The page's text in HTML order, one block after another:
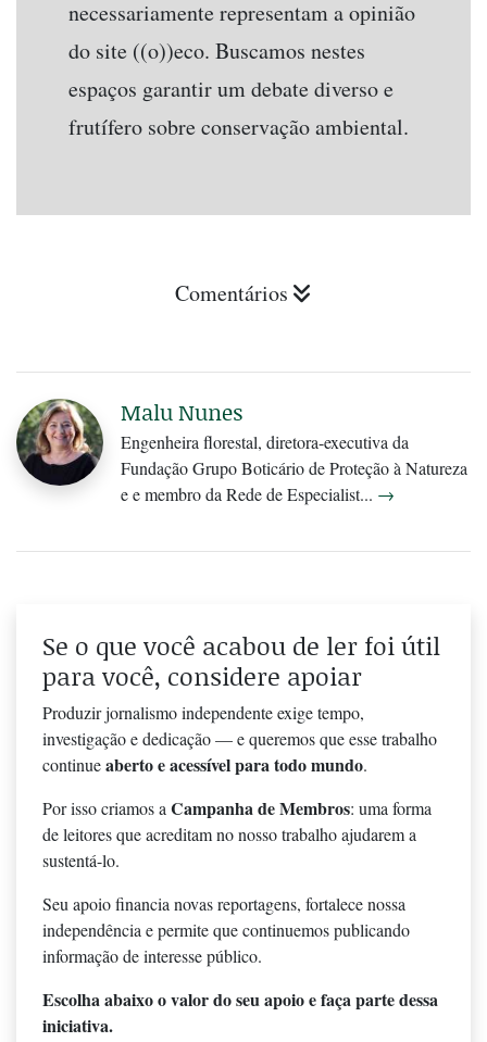
necessariamente representam a opinião
do site ((o))eco. Buscamos nestes
espaços garantir um debate diverso e
frutífero sobre conservação ambiental.
Comentários
Malu Nunes
Engenheira florestal, diretora-executiva da
Fundação Grupo Boticário de Proteção à Natureza
e e membro da Rede de Especialist... →
Se o que você acabou de ler foi útil
para você, considere apoiar
Produzir jornalismo independente exige tempo,
investigação e dedicação — e queremos que esse trabalho
continueaberto e acessível para todo mundo.
Por isso criamos a Campanha de Membros: uma forma
de leitores que acreditam no nosso trabalho ajudarem a
sustentá-lo.
Seu apoio financia novas reportagens, fortalece nossa
independência e permite que continuemos publicando
informação de interesse público.
Escolha abaixo o valor do seu apoio e faça parte dessa
iniciativa.